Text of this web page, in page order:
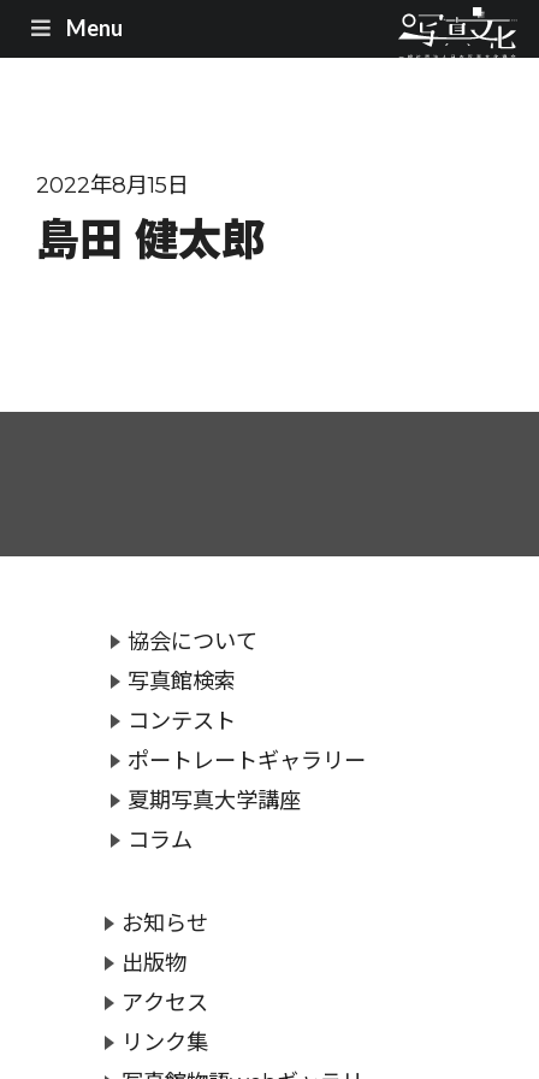
Menu
2022年8月15日
島田 健太郎
協会について
写真館検索
コンテスト
ポートレートギャラリー
夏期写真大学講座
コラム
お知らせ
出版物
アクセス
リンク集